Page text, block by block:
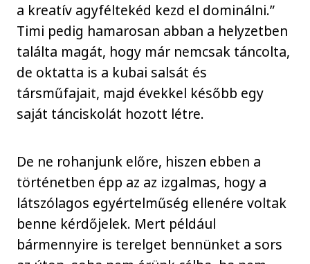
a kreatív agyféltekéd kezd el dominálni.”
Timi pedig hamarosan abban a helyzetben
találta magát, hogy már nemcsak táncolta,
de oktatta is a kubai salsát és
társműfajait, majd évekkel később egy
saját tánciskolát hozott létre.
De ne rohanjunk előre, hiszen ebben a
történetben épp az az izgalmas, hogy a
látszólagos egyértelműség ellenére voltak
benne kérdőjelek. Mert például
bármennyire is terelget bennünket a sors